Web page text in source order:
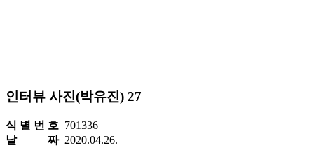
인터뷰 사진(박유진) 27
식 별 번 호 701336
날 짜2020.04.26.